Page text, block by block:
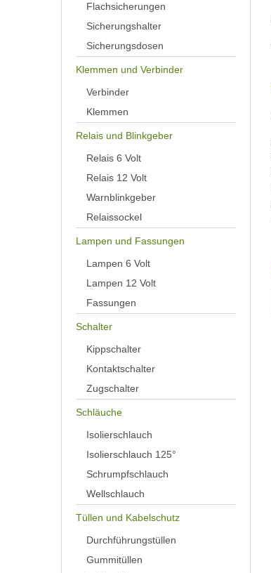
Flachsicherungen
Sicherungshalter
Sicherungsdosen
Klemmen und Verbinder
Verbinder
Klemmen
Relais und Blinkgeber
Relais 6 Volt
Relais 12 Volt
Warnblinkgeber
Relaissockel
Lampen und Fassungen
Lampen 6 Volt
Lampen 12 Volt
Fassungen
Schalter
Kippschalter
Kontaktschalter
Zugschalter
Schläuche
Isolierschlauch
Isolierschlauch 125°
Schrumpfschlauch
Wellschlauch
Tüllen und Kabelschutz
Durchführungstüllen
Gummitüllen